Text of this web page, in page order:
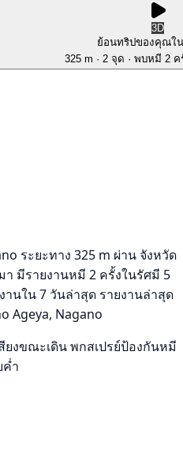
3D
ย้อนทริปของคุณใ
325 m · 2 จุด · พบหมี 2
ระยะทาง 325 m ผ่าน จังหวัด
มีรายงานหมี 2 ครั้งในรัศมี 5
านใน 7 วันล่าสุด รายงานล่าสุด
Ageya, Nagano
งขณะเดิน พกสเปรย์ป้องกันหมี
ค่ำ